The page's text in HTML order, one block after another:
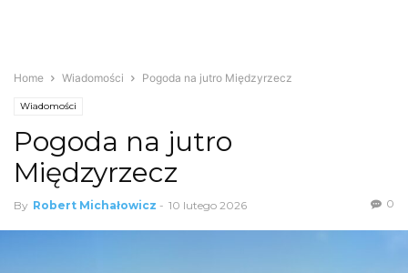
Home Wiadomości Pogoda na jutro Międzyrzecz
Wiadomości
Pogoda na jutro
Międzyrzecz
By Robert Michałowicz - 10 lutego 2026 0